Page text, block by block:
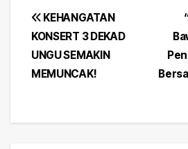
Post
navigation
KEHANGATAN
KONSERT 3 DEKAD
UNGU SEMAKIN
MEMUNCAK!